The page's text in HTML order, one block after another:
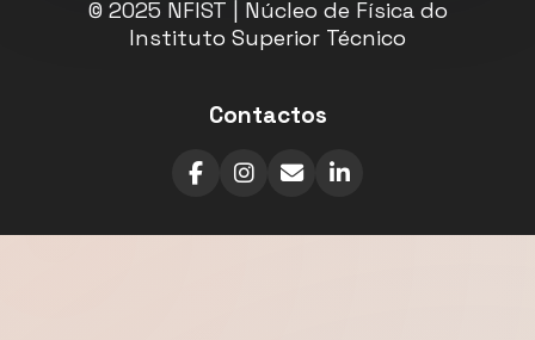
© 2025 NFIST | Núcleo de Física do
Instituto Superior Técnico
Contactos